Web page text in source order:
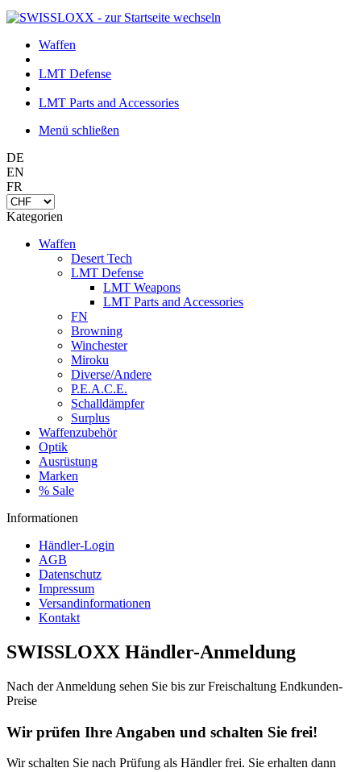
Waffen
LMT Defense
LMT Parts and Accessories
Menü schließen
DE
EN
FR
Kategorien
Waffen
Desert Tech
LMT Defense
LMT Weapons
LMT Parts and Accessories
FN
Browning
Winchester
Miroku
Diverse/Andere
P.E.A.C.E.
Schalldämpfer
Surplus
Waffenzubehör
Optik
Ausrüstung
Marken
% Sale
Informationen
Händler-Login
AGB
Datenschutz
Impressum
Versandinformationen
Kontakt
SWISSLOXX Händler-Anmeldung
Nach der Anmeldung sehen Sie bis zur Freischaltung Endkunden-
Preise
Wir prüfen Ihre Angaben und schalten Sie frei!
Wir schalten Sie nach Prüfung als Händler frei. Sie erhalten dann